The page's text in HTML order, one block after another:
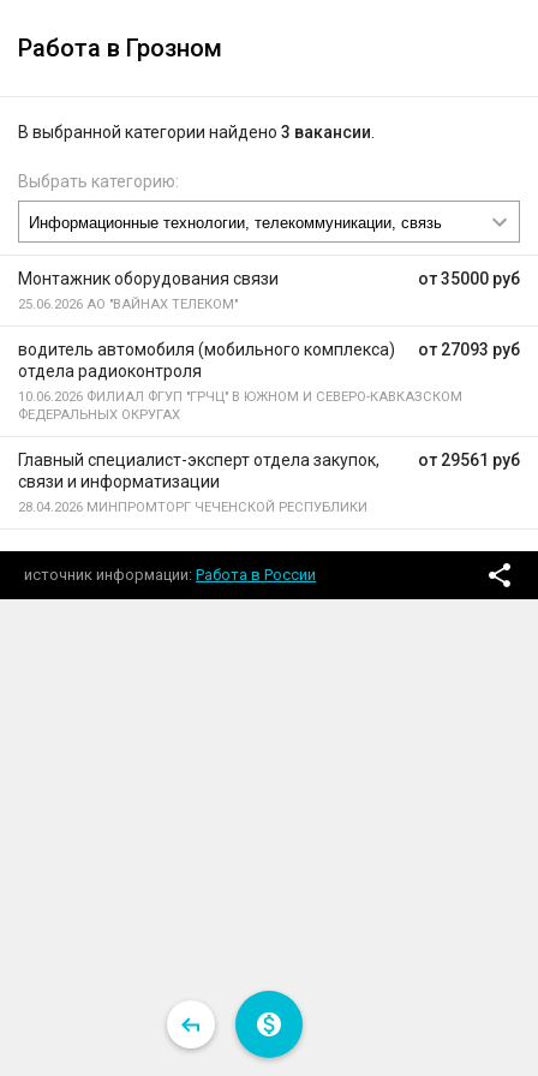
Работа в Грозном
В выбранной категории найдено 3 вакансии
Выбрать категорию:
от 35000 руб
Монтажник оборудования связи
25.06.2026 АО "ВАЙНАХ ТЕЛЕКОМ"
от 27093 руб
водитель автомобиля (мобильного комплекса)
отдела радиоконтроля
10.06.2026 ФИЛИАЛ ФГУП "ГРЧЦ" В ЮЖНОМ И СЕВЕРО-КАВКАЗСКОМ
ФЕДЕРАЛЬНЫХ ОКРУГАХ
от 29561 руб
Главный специалист-эксперт отдела закупок,
связи и информатизации
28.04.2026 МИНПРОМТОРГ ЧЕЧЕНСКОЙ РЕСПУБЛИКИ
источник информации Работа в России